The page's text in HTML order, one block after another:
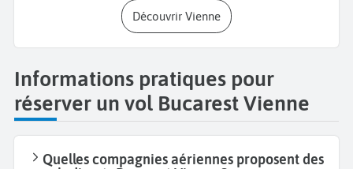
Découvrir Vienne
Informations pratiques pour
réserver un vol Bucarest Vienne
Quelles compagnies aériennes proposent des